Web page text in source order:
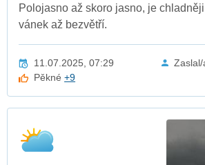
Polojasno až skoro jasno, je
vánek až bezvětří.
11.07.2025, 07:29 Zaslal/
Pěkné+9